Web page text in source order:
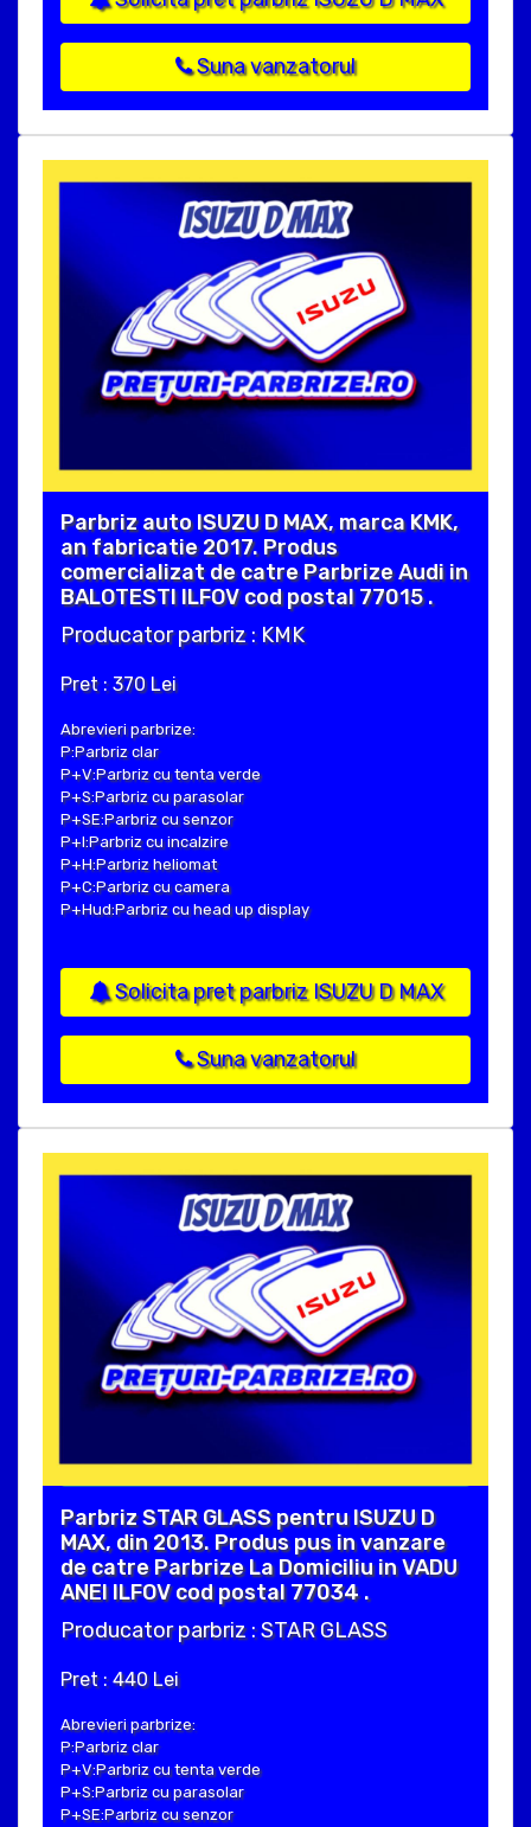
Suna vanzatorul
Parbriz auto ISUZU D MAX, marca KMK,
an fabricatie 2017. Produs
comercializat de catre Parbrize Audi in
BALOTESTI ILFOV cod postal 77015 .
Producator parbriz : KMK
Pret : 370 Lei
Abrevieri parbrize:
P:Parbriz clar
P+V:Parbriz cu tenta verde
P+S:Parbriz cu parasolar
P+SE:Parbriz cu senzor
P+I:Parbriz cu incalzire
P+H:Parbriz heliomat
P+C:Parbriz cu camera
P+Hud:Parbriz cu head up display
Solicita pret parbriz ISUZU D MAX
Suna vanzatorul
Parbriz STAR GLASS pentru ISUZU D
MAX, din 2013. Produs pus in vanzare
de catre Parbrize La Domiciliu in VADU
ANEI ILFOV cod postal 77034 .
Producator parbriz : STAR GLASS
Pret : 440 Lei
Abrevieri parbrize:
P:Parbriz clar
P+V:Parbriz cu tenta verde
P+S:Parbriz cu parasolar
P+SE:Parbriz cu senzor